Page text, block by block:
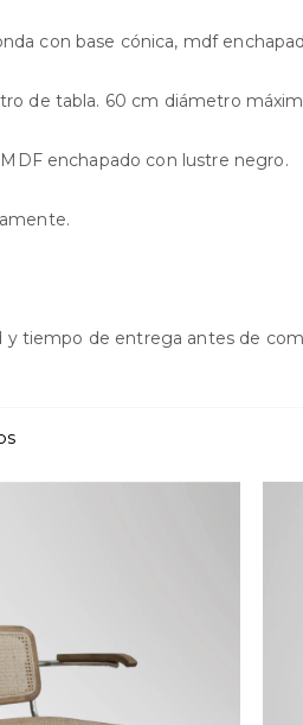
con base cónica, mdf
de tabla. 60 cm diámetro
enchapado con lustre negro.
y tiempo de entrega antes de